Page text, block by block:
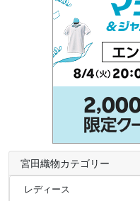
宮田織物カテゴリー
レディース